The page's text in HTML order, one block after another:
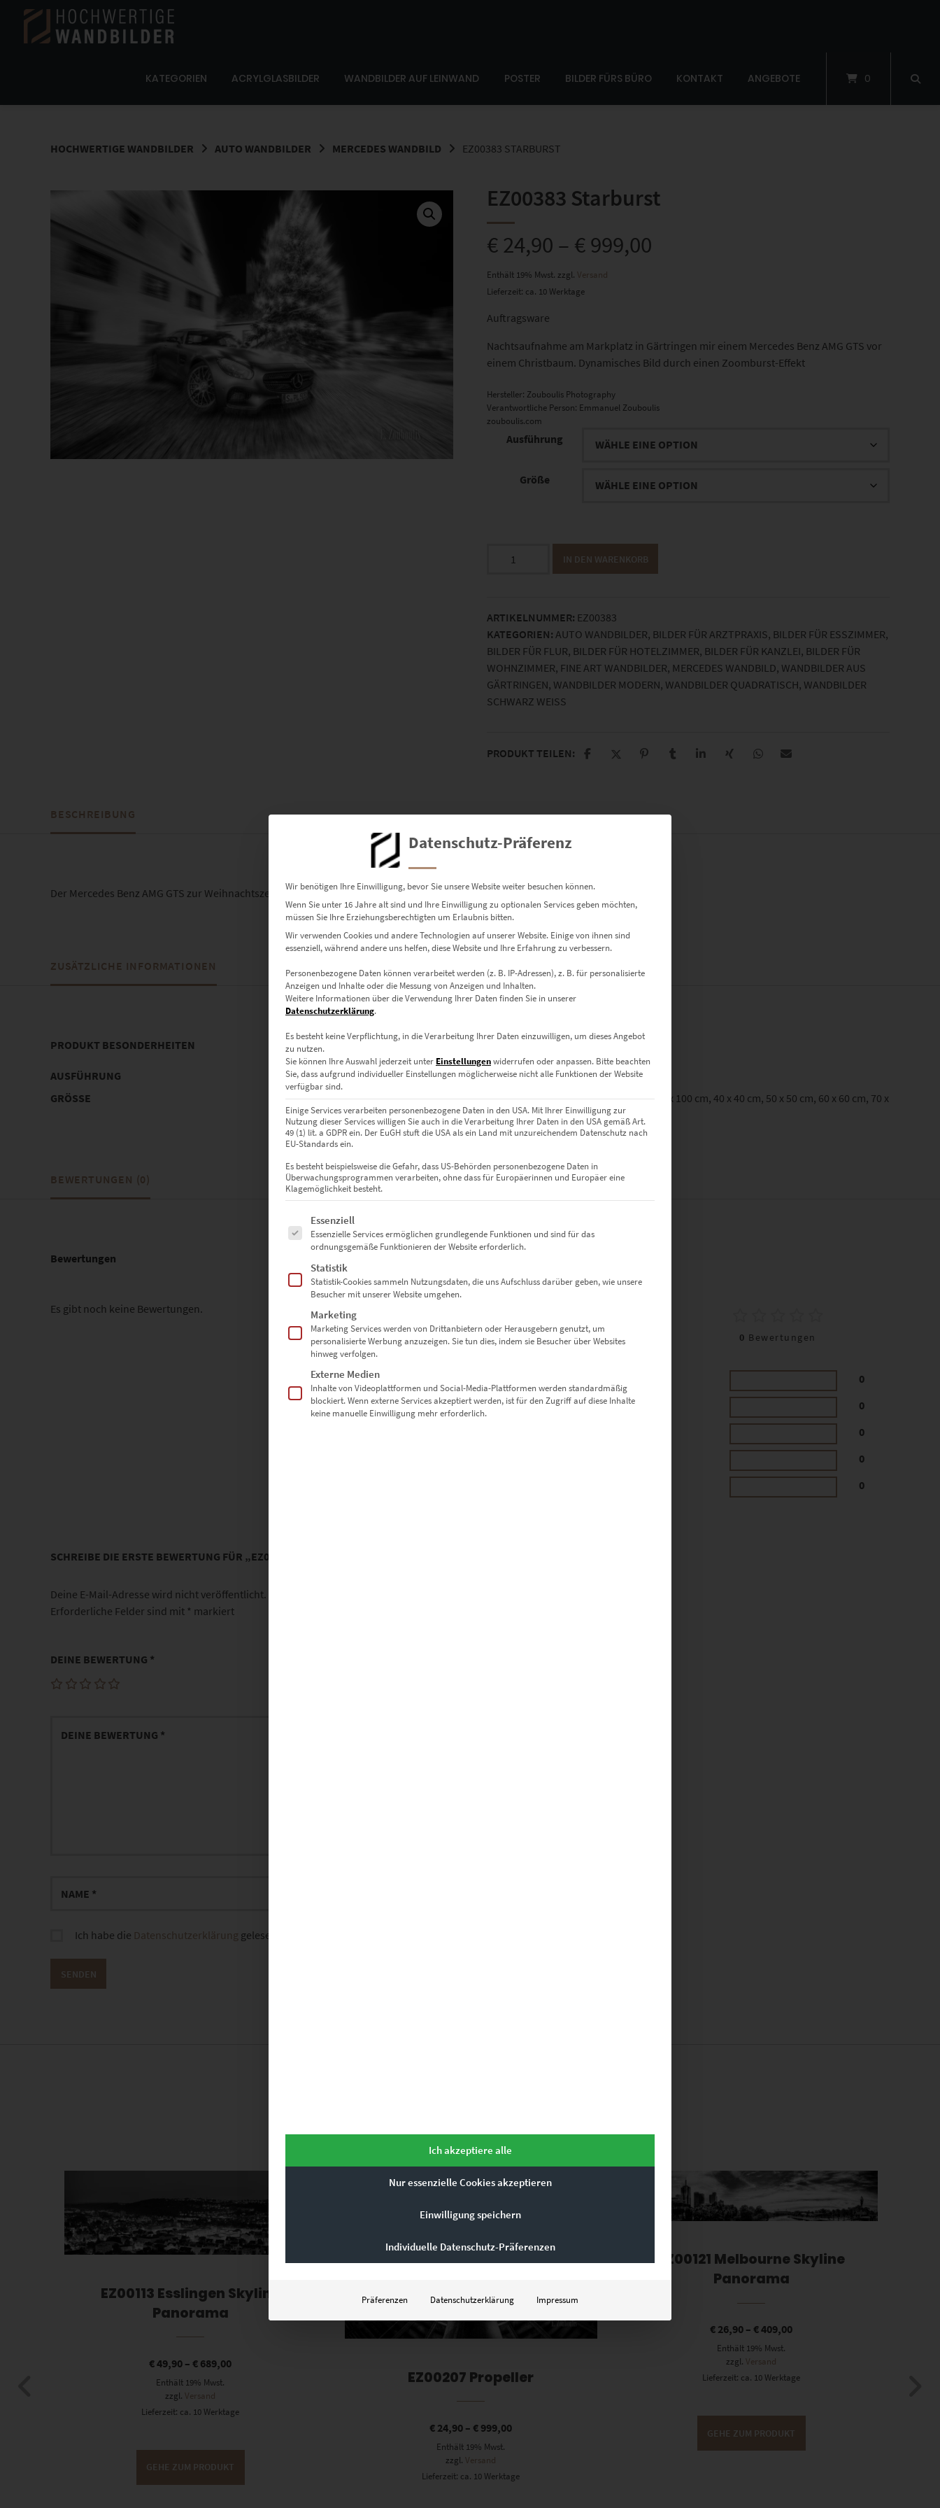
Springe
Inhalt
KATEGORIEN ACRYLGLASBILDER WANDBILDER AUF LEINWAND POSTER BILDER FÜRS BÜRO KONTAKT ANGEBOTE 0
HOCHWERTIGE WANDBILDER AUTO WANDBILDER MERCEDES WANDBILD EZ00383 STARBURST
EZ00383 Starburst
€24,90 – €999,00
Enthält 19% Mwst. zzgl. Versand
Lieferzeit: ca. 10 Werktage
Auftragsware
Nachtsaufnahme am Markplatz in Gärtringen mir einem Mercedes Benz AMG GTS vor
einem Christbaum. Dynamisches Bild durch einen Zoomburst-Effekt
Hersteller: Zouboulis Photography
Verantwortliche Person: Emmanuel Zouboulis
zouboulis.com
Ausführung
Größe
IN DEN WARENKORB
ARTIKELNUMMER: EZ00383
KATEGORIEN: AUTO WANDBILDER, BILDER FÜR ARZTPRAXIS, BILDER FÜR ESSZIMMER,
BILDER FÜR FLUR, BILDER FÜR HOTELZIMMER, BILDER FÜR KANZLEI, BILDER FÜR
WOHNZIMMER, FINE ART WANDBILDER, MERCEDES WANDBILD, WANDBILDER AUS
GÄRTRINGEN, WANDBILDER MODERN, WANDBILDER QUADRATISCH, WANDBILDER
SCHWARZ WEISS
PRODUKT TEILEN:
BESCHREIBUNG
Der Mercedes Benz AMG GTS zur Weihnachtszeit am Marktplatz in Gärtringen bei Nacht
ZUSÄTZLICHE INFORMATIONEN
PRODUKT BESONDERHEITEN
AUSFÜHRUNG
Poster, Leinwand auf Keilrahmen, Acrylglas
GRÖSSE
30 x 20 cm, 45 x 30 cm, 60 x 40 cm, 75 x 50 cm, 90 x 60 cm, 120 x 80 cm, 135 x 90 cm, 150 x 100 cm, 40 x 40 cm, 50 x 50 cm, 60 x 60 cm, 70 x
70 cm, 80 x 80 cm, 90 x 90 cm, 100 x 100 cm
BEWERTUNGEN (0)
Bewertungen
Es gibt noch keine Bewertungen.
0 Bewertungen
0
0
0
0
0
SCHREIBE DIE ERSTE BEWERTUNG FÜR „EZ00383 STARBURST“
Deine E-Mail-Adresse wird nicht veröffentlicht.
Erforderliche Felder sind mit * markiert
DEINE BEWERTUNG *
Ich habe die Datenschutzerklärung gelesen und stimme ihr zu.
Dieses Produkt weist mehrere Varianten auf. Die Optionen können auf der Produktseite gewählt werden
EZ00113 Esslingen Skyline
Panorama
€49,90 –€ 689,00
Enthält 19% Mwst.
zzgl.Versand
Lieferzeit: ca. 10 Werktage
GEHE ZUM PRODUKT
Dieses Produkt weist mehrere Varianten auf. Die Optionen können auf der Produktseite gewählt werden
EZ00207 Propeller
€ 24,90 –€ 999,00
Enthält 19% Mwst.
zzgl.Versand
Lieferzeit: ca. 10 Werktage
Dieses Produkt weist mehrere Varianten auf. Die Optionen können auf der Produktseite gewählt werden
EZ00121 Melbourne Skyline
Panorama
€ 26,90 –€409,00
Enthält 19% Mwst.
zzgl.Versand
Lieferzeit: ca. 10 Werktage
GEHE ZUM PRODUKT
Datenschutz-Präferenz
Wir benötigen Ihre Einwilligung, bevor Sie unsere Website weiter besuchen können.
Wenn Sie unter 16 Jahre alt sind und Ihre Einwilligung zu optionalen Services geben möchten,
müssen Sie Ihre Erziehungsberechtigten um Erlaubnis bitten.
Wir verwenden Cookies und andere Technologien auf unserer Website. Einige von ihnen sind
essenziell, während andere uns helfen, diese Website und Ihre Erfahrung zu verbessern.
Personenbezogene Daten können verarbeitet werden (z. B. IP-Adressen), z. B. für personalisierte
Anzeigen und Inhalte oder die Messung von Anzeigen und Inhalten.
Weitere Informationen über die Verwendung Ihrer Daten finden Sie in unserer
Datenschutzerklärung.
Es besteht keine Verpflichtung, in die Verarbeitung Ihrer Daten einzuwilligen, um dieses Angebot
zu nutzen.
Sie können Ihre Auswahl jederzeit unter Einstellungenwiderrufen oder anpassen. Bitte beachten
Sie, dass aufgrund individueller Einstellungen möglicherweise nicht alle Funktionen der Website
verfügbar sind.
Einige Services verarbeiten personenbezogene Daten in den USA. Mit Ihrer Einwilligung zur
Nutzung dieser Services willigen Sie auch in die Verarbeitung Ihrer Daten in den USA gemäß Art.
49 (1) lit. a GDPR ein. Der EuGH stuft die USA als ein Land mit unzureichendem Datenschutz nach
EU-Standards ein.
Es besteht beispielsweise die Gefahr, dass US-Behörden personenbezogene Daten in
Überwachungsprogrammen verarbeiten, ohne dass für Europäerinnen und Europäer eine
Klagemöglichkeit besteht.
Es folgt eine Liste der Service-Gruppen, für die eine Einwilligung erteilt werden kann. Die erste Service-Gruppe ist essenziell und kann nicht
Essenziell
Essenzielle Services ermöglichen grundlegende Funktionen und sind für das
ordnungsgemäße Funktionieren der Website erforderlich.
Statistik
Statistik-Cookies sammeln Nutzungsdaten, die uns Aufschluss darüber geben, wie unsere
Besucher mit unserer Website umgehen.
Marketing
Marketing Services werden von Drittanbietern oder Herausgebern genutzt, um
personalisierte Werbung anzuzeigen. Sie tun dies, indem sie Besucher über Websites
hinweg verfolgen.
Externe Medien
Inhalte von Videoplattformen und Social-Media-Plattformen werden standardmäßig
blockiert. Wenn externe Services akzeptiert werden, ist für den Zugriff auf diese Inhalte
keine manuelle Einwilligung mehr erforderlich.
Ich akzeptiere alle
Nur essenzielle Cookies akzeptieren
Einwilligung speichern
Individuelle Datenschutz-Präferenzen
Präferenzen Datenschutzerklärung Impressum